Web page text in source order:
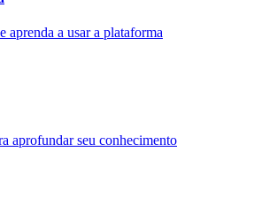
aprenda a usar a plataforma
aprofundar seu conhecimento